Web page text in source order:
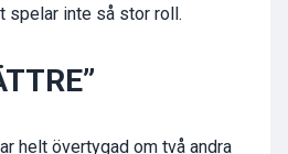
spelar inte så stor roll.
helt övertygad om två andra